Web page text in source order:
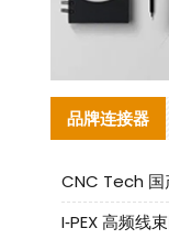
品牌连接器
CNC Tech 国
I‑PEX 高频线